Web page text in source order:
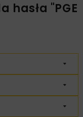
hasła "PGE